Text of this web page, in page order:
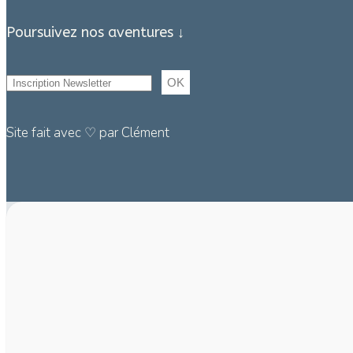
Poursuivez nos aventures ↓
Site fait avec ♡ par Clément